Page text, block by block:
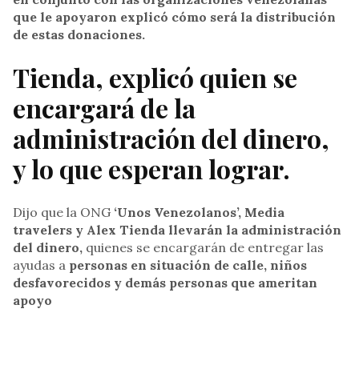
que le apoyaron explicó cómo será la distribución
de estas donaciones.
Tienda, explicó quien se
encargará de la
administración del dinero,
y lo que esperan lograr.
Dijo que la ONG ‘Unos Venezolanos’, Media
travelers y Alex Tienda llevarán la administración
del dinero, quienes se encargarán de entregar las
ayudas a personas en situación de calle, niños
desfavorecidos y demás personas que ameritan
apoyo